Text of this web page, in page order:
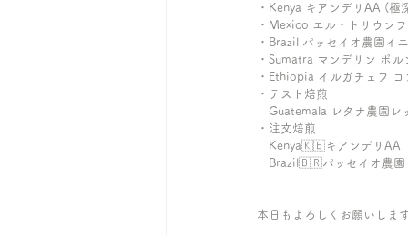
・Kenya キアンデリAA (極
・Mexico エル・トリウン
・Brazil パッセイオ農園イ
・Sumatra マンデリン ポ
・Ethiopia イルガチェフ
・テスト焙煎
Guatemala レタナ農園レ
・注文焙煎
Kenya🇰🇪キアンデリAA
Brazil🇧🇷パッセイオ農園
本日もよろしくお願いしま